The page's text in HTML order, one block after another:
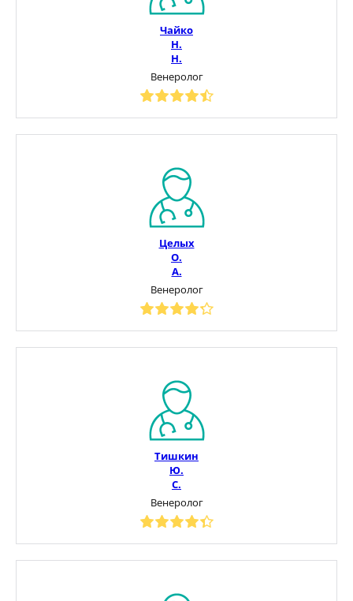
Чайко
Н.
Н.
Венеролог
Целых
О.
А.
Венеролог
Тишкин
Ю.
С.
Венеролог